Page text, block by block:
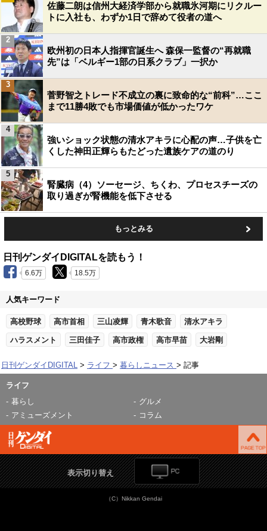
佐藤二朗は信州大経済学部から就職氷河期にリクルー
トに入社も、わずか1日で辞めて役者の道へ
欧州初の日本人指揮官誕生へ 森保一監督の“再就職
先”は「ベルギー1部の日系クラブ」一択か
2
菅野智之トレード不成立の裏に致命的な“前科”…ここ
まで11勝4敗でも市場価値が低かったワケ
3
強いショック状態の清水アキラに心配の声…子供を亡
くした神田正輝らもたどった遺族ケアの道のり
4
腎臓病（4）ソーセージ、ちくわ、プロセスチーズの
取り過ぎが腎機能を低下させる
5
もっとみる
日刊ゲンダイDIGITALを読もう！
6.6万 18.5万
人気キーワード
高校野球 高市首相 三山凌輝 青木歌音 清水アキラ
ハラスメント 三田佳子 高市政権 高市早苗 大岩剛
日刊ゲンダイDIGITAL ライフ 暮らしニュース 記事
ライフ
暮らし
グルメ
アミューズメント
コラム
表示切り替え
（C）Nikkan Gendai